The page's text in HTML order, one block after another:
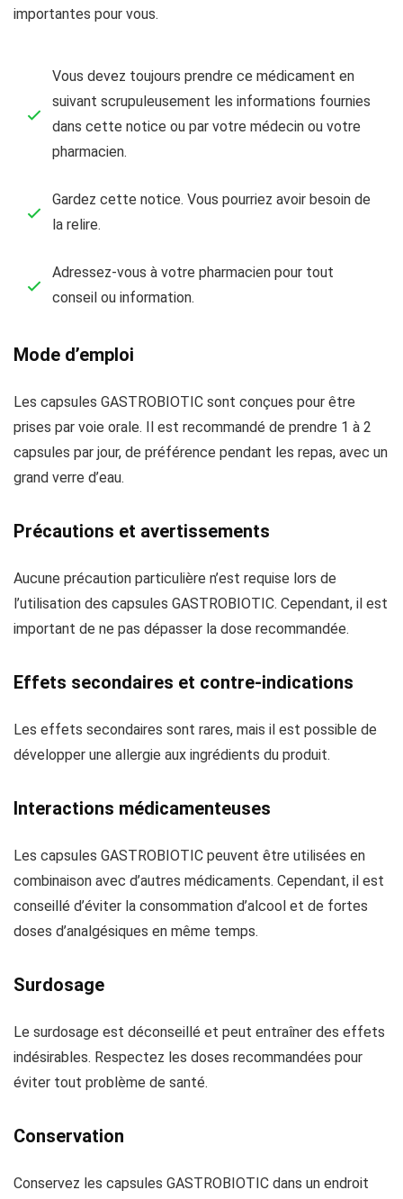
importantes pour vous.
Vous devez toujours prendre ce médicament en
suivant scrupuleusement les informations fournies
dans cette notice ou par votre médecin ou votre
pharmacien.
Gardez cette notice. Vous pourriez avoir besoin de
la relire.
Adressez-vous à votre pharmacien pour tout
conseil ou information.
Mode d’emploi
Les capsules GASTROBIOTIC sont conçues pour être
prises par voie orale. Il est recommandé de prendre 1 à 2
capsules par jour, de préférence pendant les repas, avec un
grand verre d’eau.
Précautions et avertissements
Aucune précaution particulière n’est requise lors de
l’utilisation des capsules GASTROBIOTIC. Cependant, il est
important de ne pas dépasser la dose recommandée.
Effets secondaires et contre-indications
Les effets secondaires sont rares, mais il est possible de
développer une allergie aux ingrédients du produit.
Interactions médicamenteuses
Les capsules GASTROBIOTIC peuvent être utilisées en
combinaison avec d’autres médicaments. Cependant, il est
conseillé d’éviter la consommation d’alcool et de fortes
doses d’analgésiques en même temps.
Surdosage
Le surdosage est déconseillé et peut entraîner des effets
indésirables. Respectez les doses recommandées pour
éviter tout problème de santé.
Conservation
Conservez les capsules GASTROBIOTIC dans un endroit